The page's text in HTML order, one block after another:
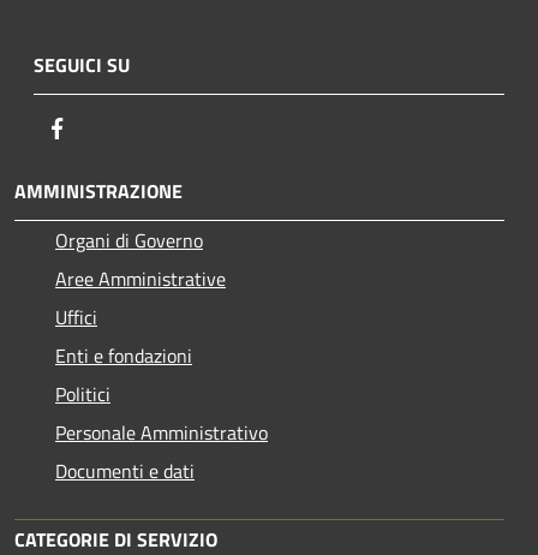
SEGUICI SU
AMMINISTRAZIONE
Organi di Governo
Aree Amministrative
Uffici
Enti e fondazioni
Politici
Personale Amministrativo
Documenti e dati
CATEGORIE DI SERVIZIO